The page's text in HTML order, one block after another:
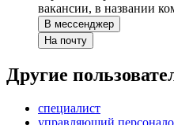
вакансии, в названии
В мессенджер
На почту
Другие
специалист